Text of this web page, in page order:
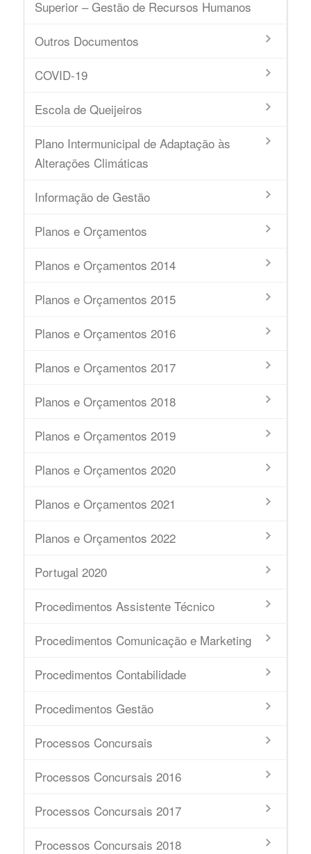
Superior – Gestão de Recursos Humanos
Outros Documentos
COVID-19
Escola de Queijeiros
Plano Intermunicipal de Adaptação às
Alterações Climáticas
Informação de Gestão
Planos e Orçamentos
Planos e Orçamentos 2014
Planos e Orçamentos 2015
Planos e Orçamentos 2016
Planos e Orçamentos 2017
Planos e Orçamentos 2018
Planos e Orçamentos 2019
Planos e Orçamentos 2020
Planos e Orçamentos 2021
Planos e Orçamentos 2022
Portugal 2020
Procedimentos Assistente Técnico
Procedimentos Comunicação e Marketing
Procedimentos Contabilidade
Procedimentos Gestão
Processos Concursais
Processos Concursais 2016
Processos Concursais 2017
Processos Concursais 2018